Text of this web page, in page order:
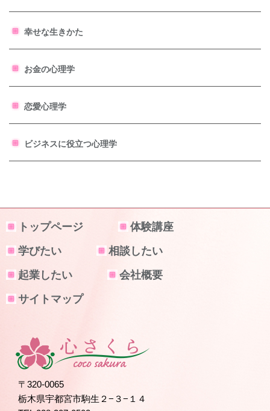
幸せな生きかた
お金の心理学
恋愛心理学
ビジネスに役立つ心理学
トップページ
体験講座
学びたい
相談したい
起業したい
会社概要
サイトマップ
〒320-0065
栃木県宇都宮市駒生２−３−１４